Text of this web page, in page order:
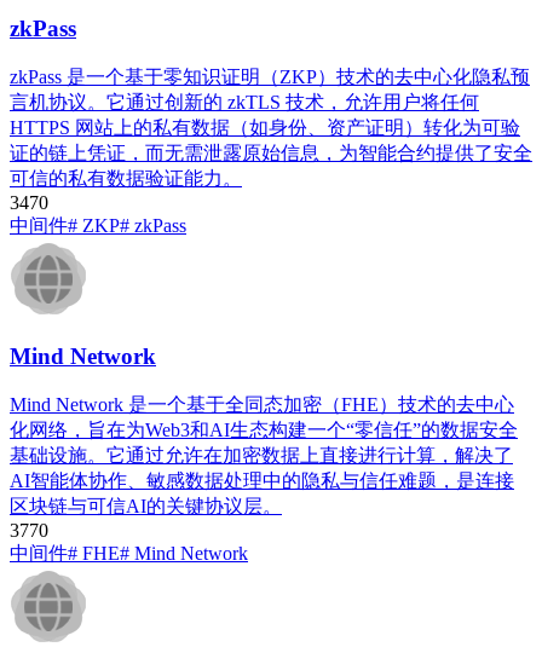
zkPass
zkPass 是一个基于零知识证明（ZKP）技术的去中心化隐私预
言机协议。它通过创新的 zkTLS 技术，允许用户将任何
HTTPS 网站上的私有数据（如身份、资产证明）转化为可验
证的链上凭证，而无需泄露原始信息，为智能合约提供了安全
可信的私有数据验证能力。
3470
中间件# ZKP# zkPass
Mind Network
Mind Network 是一个基于全同态加密（FHE）技术的去中心
化网络，旨在为Web3和AI生态构建一个“零信任”的数据安全
基础设施。它通过允许在加密数据上直接进行计算，解决了
AI智能体协作、敏感数据处理中的隐私与信任难题，是连接
区块链与可信AI的关键协议层。
3770
中间件# FHE# Mind Network